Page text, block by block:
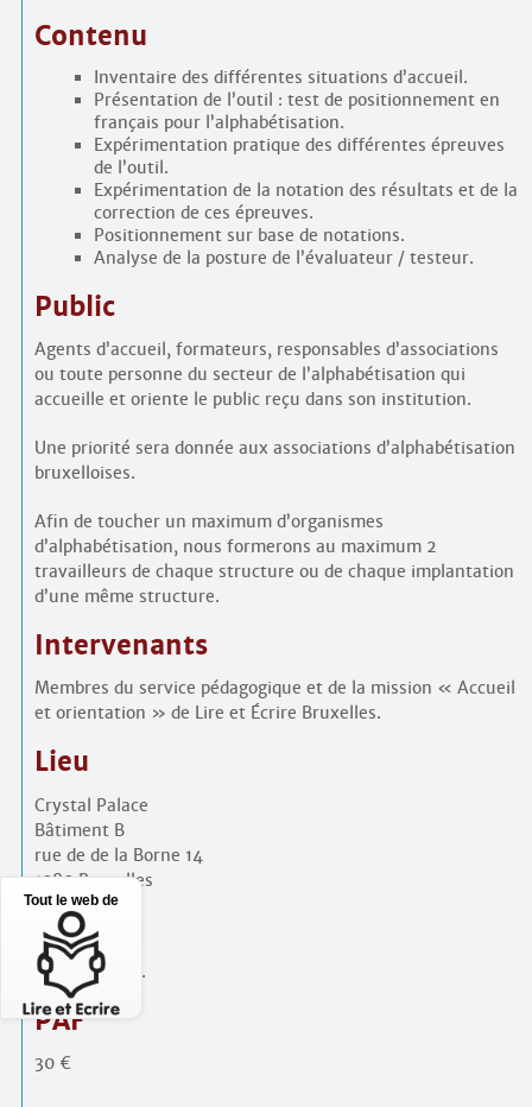
Contenu
Inventaire des différentes situations d’accueil.
Présentation de l’outil : test de positionnement en
français pour l’alphabétisation.
Expérimentation pratique des différentes épreuves
de l’outil.
Expérimentation de la notation des résultats et de la
correction de ces épreuves.
Positionnement sur base de notations.
Analyse de la posture de l’évaluateur / testeur.
Public
Agents d’accueil, formateurs, responsables d’associations
ou toute personne du secteur de l’alphabétisation qui
accueille et oriente le public reçu dans son institution.
Une priorité sera donnée aux associations d’alphabétisation
bruxelloises.
Afin de toucher un maximum d’organismes
d’alphabétisation, nous formerons au maximum 2
travailleurs de chaque structure ou de chaque implantation
d’une même structure.
Intervenants
Membres du service pédagogique et de la mission « Accueil
et orientation » de Lire et Écrire Bruxelles.
Lieu
Crystal Palace
Bâtiment B
rue de de la Borne 14
1080 Bruxelles
Horaire
9h15 à 16h30.
PAF
30 €
Tout le web de